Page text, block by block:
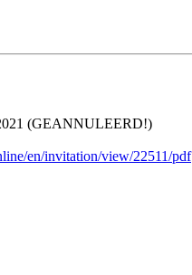
(GEANNULEERD!)
en/invitation/view/22511/pdf